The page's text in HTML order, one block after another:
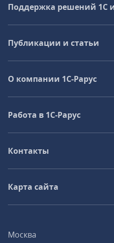
Москва
Поддержка решений 1С и
Публикации и статьи
О компании 1C-Рарус
Работа в 1С‑Рарус
Контакты
Карта сайта